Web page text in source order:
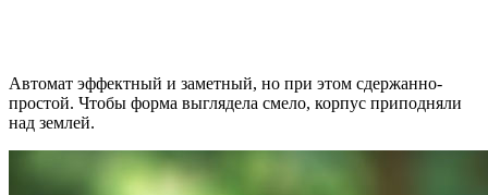
Автомат эффектный и заметный, но при этом сдержанно-
простой. Чтобы форма выглядела смело, корпус приподняли
над землей.